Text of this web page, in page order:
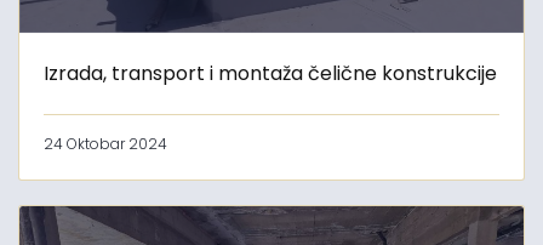
Izrada, transport i montaža čelične konstrukcije
24 Oktobar 2024